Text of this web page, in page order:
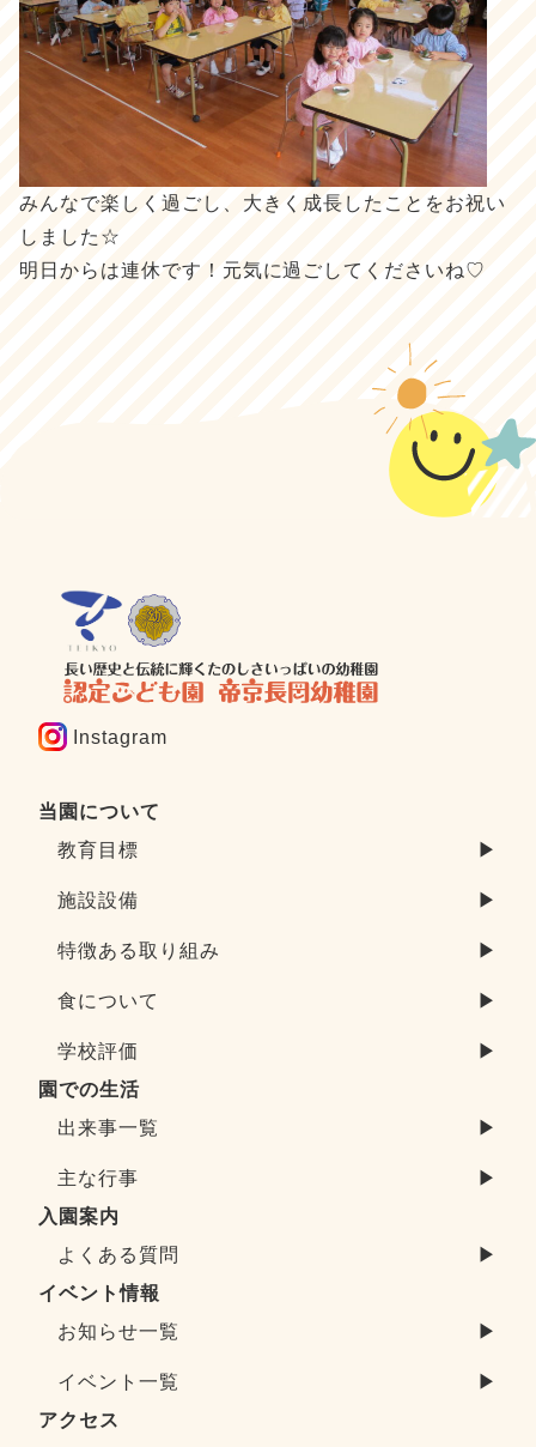
みんなで楽しく過ごし、大きく成長したことをお祝い
しました☆
明日からは連休です！元気に過ごしてくださいね♡
Instagram
当園について
教育目標
▶
施設設備 ▶
特徴ある取り組み ▶
食について ▶
学校評価
▶
園での生活
出来事一覧
▶
主な行事
▶
入園案内
よくある質問
▶
イベント情報
お知らせ一覧
▶
イベント一覧
▶
アクセス